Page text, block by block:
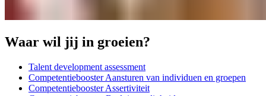
Waar wil jij in groeien?
Talent development assessment
Competentiebooster Aansturen van individuen en groepen
Competentiebooster Assertiviteit